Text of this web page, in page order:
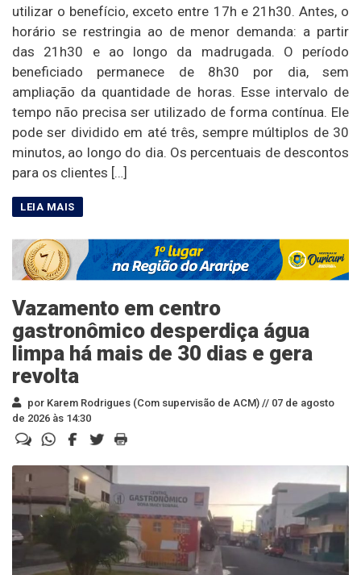
utilizar o benefício, exceto entre 17h e 21h30. Antes, o
horário se restringia ao de menor demanda: a partir
das 21h30 e ao longo da madrugada. O período
beneficiado permanece de 8h30 por dia, sem
ampliação da quantidade de horas. Esse intervalo de
tempo não precisa ser utilizado de forma contínua. Ele
pode ser dividido em até três, sempre múltiplos de 30
minutos, ao longo do dia. Os percentuais de descontos
para os clientes […]
Vazamento em centro
gastronômico desperdiça água
limpa há mais de 30 dias e gera
revolta
por Karem Rodrigues (Com supervisão de ACM) // 07 de agosto
de 2026 às 14:30